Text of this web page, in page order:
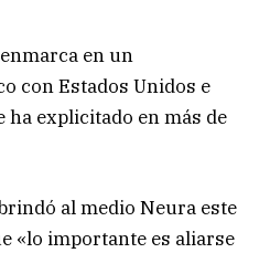
en un
con Estados Unidos e
explicitado en más de
al medio Neura este
«lo importante es aliarse